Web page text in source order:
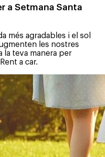
a Setmana Santa
més agradables i el sol
les nostres
la teva manera per
a car.